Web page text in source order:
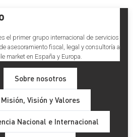
el primer grupo internacional de servicios
asesoramiento fiscal, legal y consultoría a
market en España y Europa.
Sobre nosotros
Misión, Visión y Valores
Nacional e Internacional